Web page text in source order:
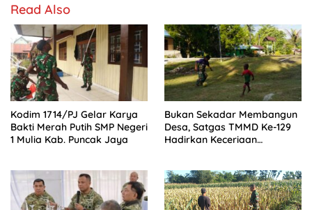
Read Also
Kodim 1714/PJ Gelar Karya
Bakti Merah Putih SMP Negeri
1 Mulia Kab. Puncak Jaya
Bukan Sekadar Membangun
Desa, Satgas TMMD Ke-129
Hadirkan Keceriaan